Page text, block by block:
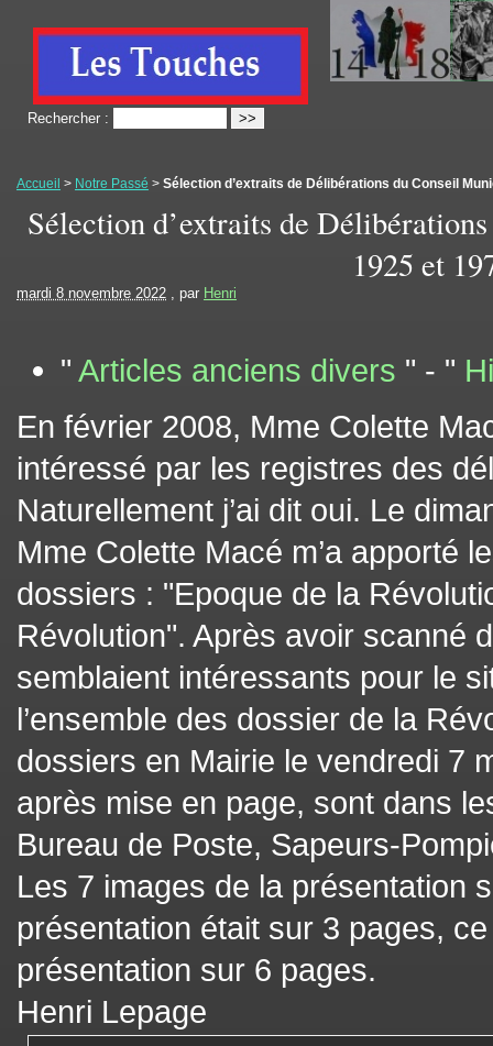
Rechercher :
Accueil > Notre Passé > Sélection d’extraits de Délibérations du Conseil
Sélection d’extraits de
1925 et
mardi 8 novembre 2022 , par Henri
" Articles anciens divers " - "
En février 2008, Mme Colette
intéressé par les registres des
Naturellement j’ai dit oui. Le
Mme Colette Macé m’a apporté
dossiers : "Epoque de la
Révolution". Après avoir scanné
semblaient intéressants pour le
l’ensemble des dossier de la
dossiers en Mairie le vendredi 7
après mise en page, sont dans
Bureau de Poste, Sapeurs-
Les 7 images de la présentation
présentation était sur 3 pages,
présentation sur 6 pages.
Henri Lepage